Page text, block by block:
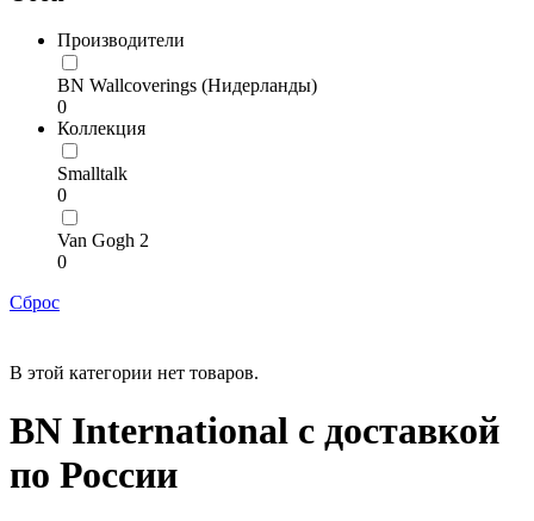
Производители
BN Wallcoverings (Нидерланды)
0
Коллекция
Smalltalk
0
Van Gogh 2
0
Сброс
В этой категории нет товаров.
BN International с доставкой
по России